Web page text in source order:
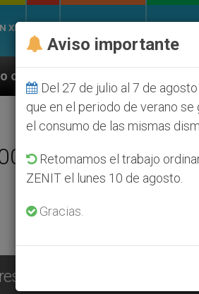
XIV
de la Juventud Seúl 2027
para Quito (Ecuador)
Aviso importante
Del 27 de julio al 7 de
que en el periodo de verano
el consumo de las mismas
Retomamos el trabajo
ZENIT el lunes 10 de agosto.
Gracias.